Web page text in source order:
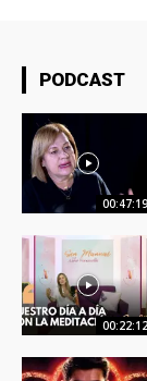
PODCAST
00:47:19
00:22:12